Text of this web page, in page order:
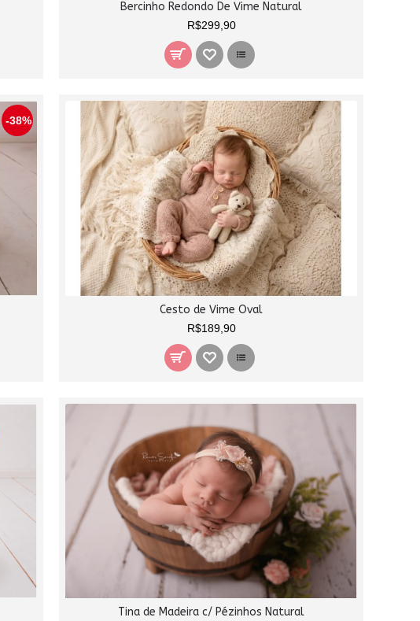
Bercinho Redondo De Vime Natural
R$299,90
-38%
Cesto de Vime Oval
R$189,90
Tina de Madeira c/ Pézinhos Natural